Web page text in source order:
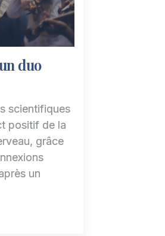
duo
scientifiques
positif de la
grâce
un